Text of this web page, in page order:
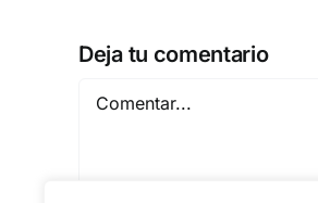
Deja tu comentario
Comentar